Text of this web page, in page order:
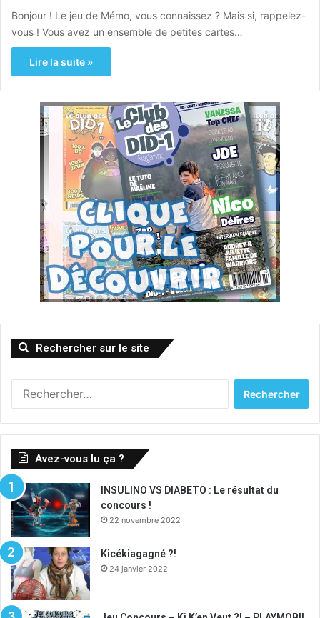
Bonjour ! Le jeu de Mémo, vous connaissez ? Mais si, rappelez-
vous ! Vous avez un ensemble de petites cartes…
Lire la suite »
Rechercher sur le site
Avez-vous lu ça ?
INSULINO VS DIABETO : Le résultat du
concours !
22 novembre 2022
Kicékiagagné ?!
24 janvier 2022